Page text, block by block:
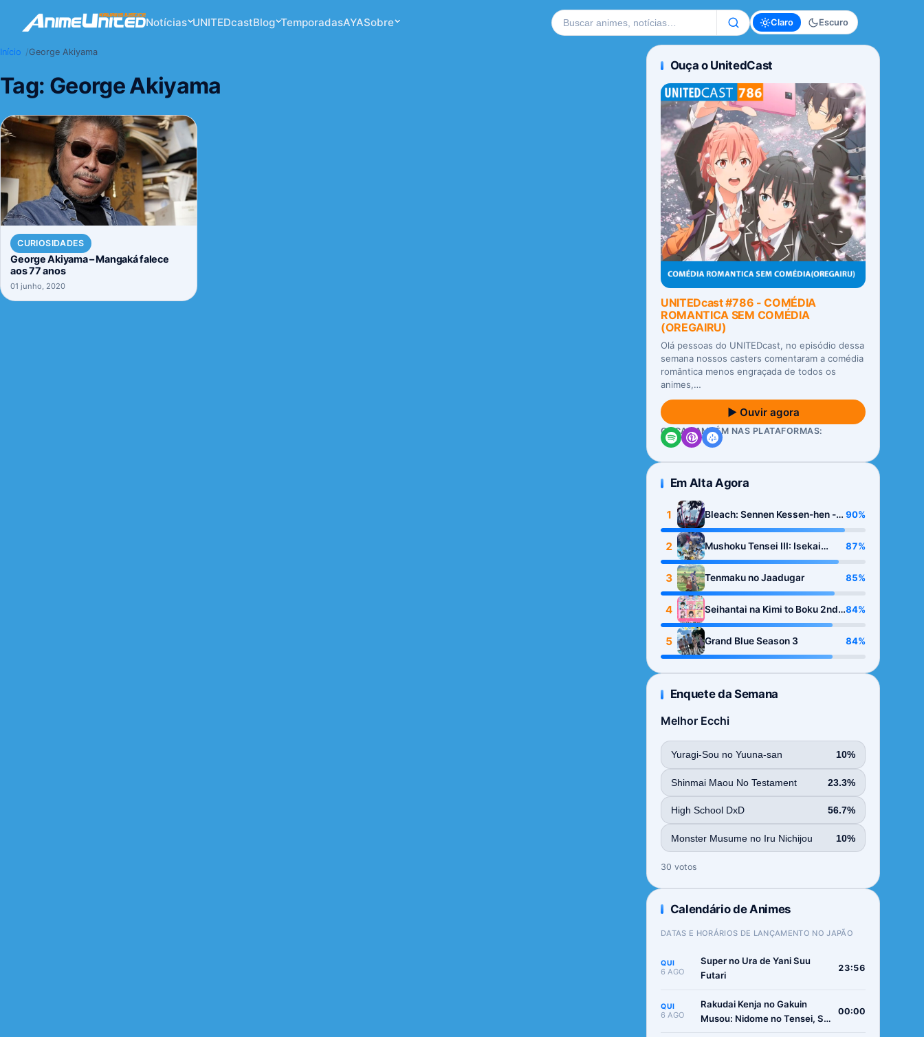
Notícias UNITEDcastBlog TemporadasAYASobre Buscar no site Claro Escuro
Início George Akiyama
Tag: George Akiyama
CURIOSIDADES
George Akiyama – Mangaká falece
aos 77 anos
01 junho, 2020
Ouça o UnitedCast
UNITEDcast #786 - COMÉDIA
ROMANTICA SEM COMÉDIA
(OREGAIRU)
Olá pessoas do UNITEDcast, no episódio dessa
semana nossos casters comentaram a comédia
romântica menos engraçada de todos os
animes,…
▶ Ouvir agora
OUÇA TAMBÉM NAS PLATAFORMAS:
Em Alta Agora
1
Bleach: Sennen Kessen-hen -
Kashin-tan
90%
2
Mushoku Tensei III: Isekai
Ittara Honki Dasu
87%
3 Tenmaku no Jaadugar 85%
4
Seihantai na Kimi to Boku 2nd
Season
84%
5 Grand Blue Season 3 84%
Enquete da Semana
Melhor Ecchi
Yuragi-Sou no Yuuna-san 10%
Shinmai Maou No Testament 23.3%
High School DxD 56.7%
Monster Musume no Iru Nichijou 10%
30 votos
Calendário de Animes
DATAS E HORÁRIOS DE LANÇAMENTO NO JAPÃO
QUI
6 AGO
Super no Ura de Yani Suu
Futari
23:56
QUI
6 AGO
Rakudai Kenja no Gakuin
Musou: Nidome no Tensei, S-
00:00